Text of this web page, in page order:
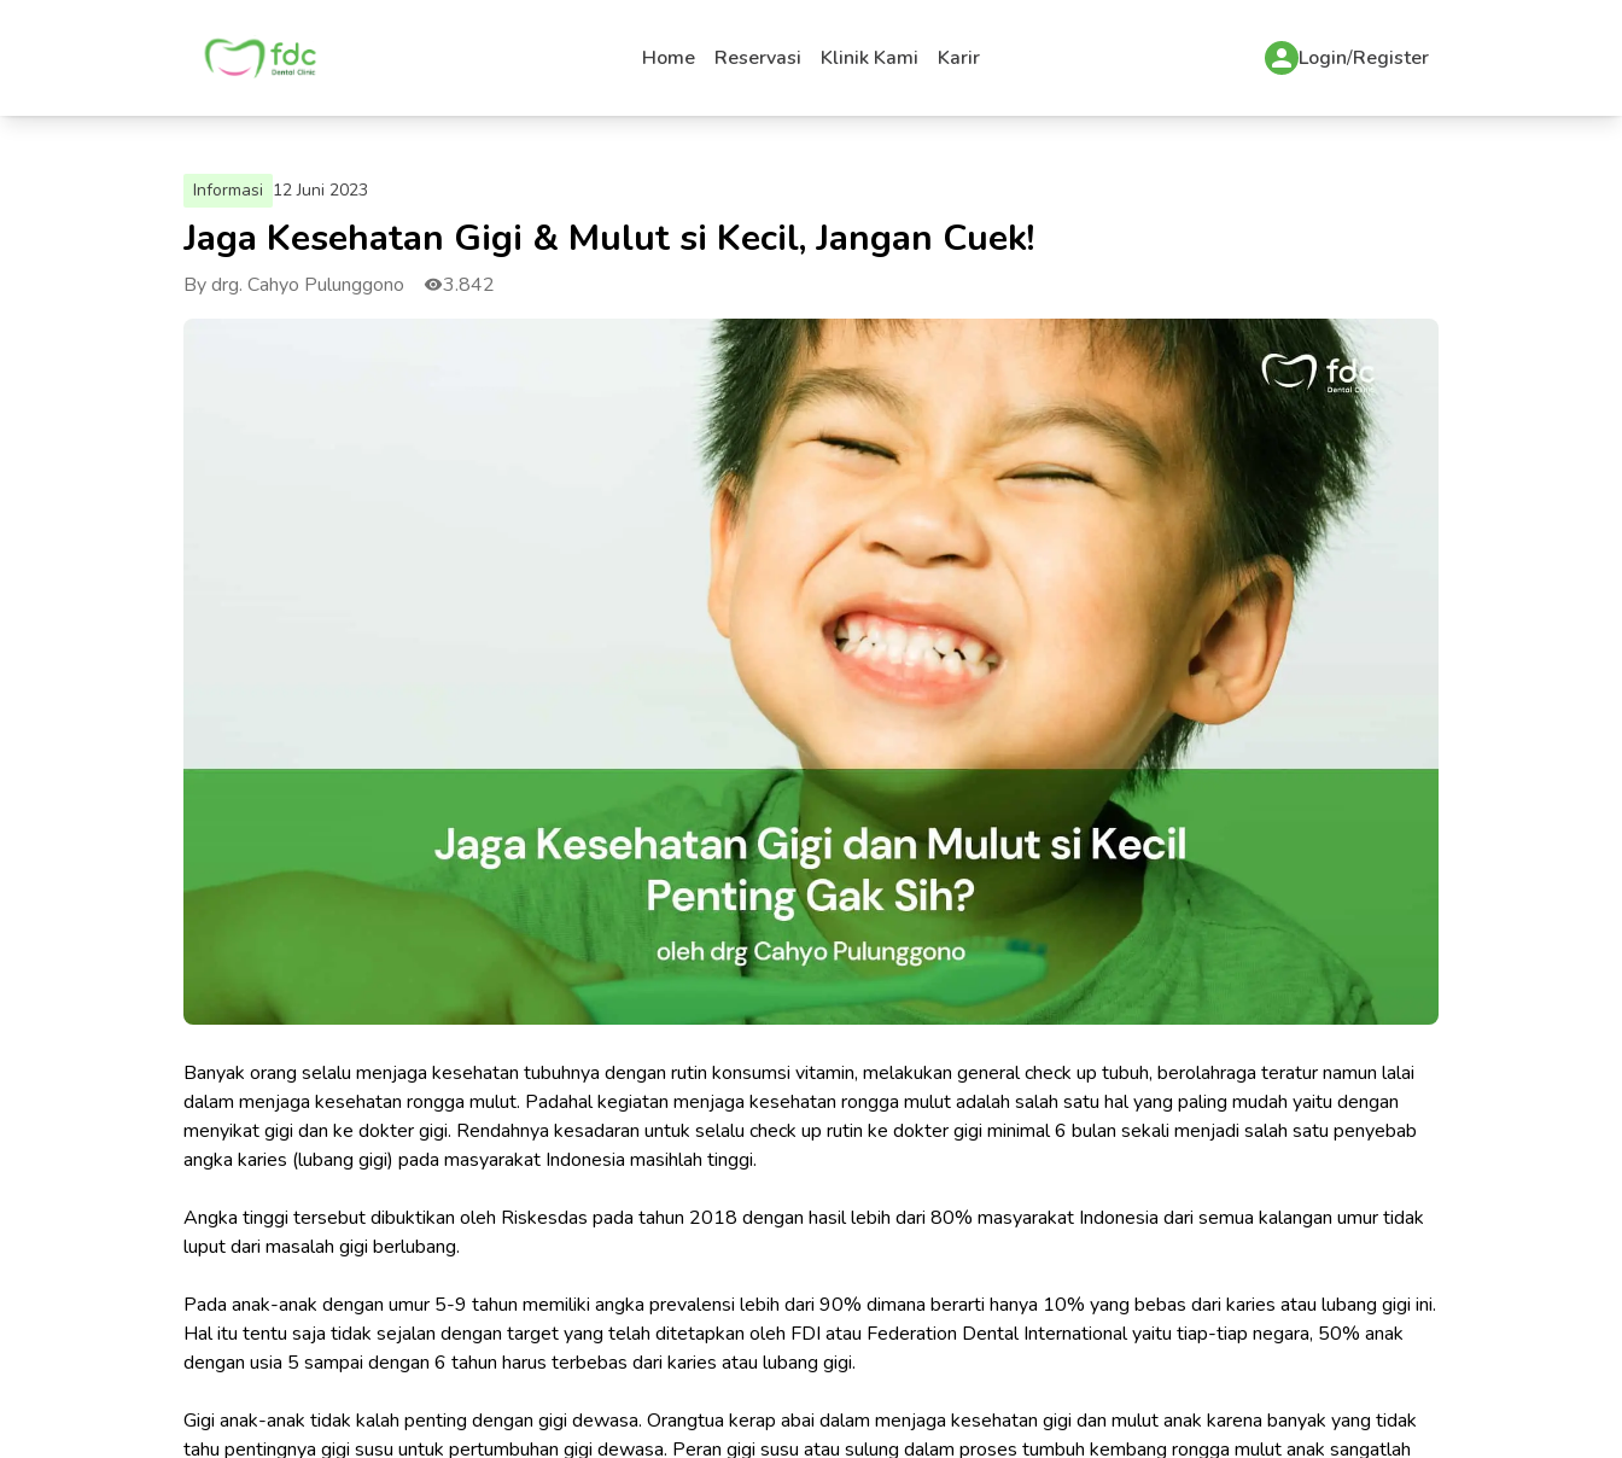
Home Reservasi Klinik Kami Karir Login/Register
Informasi 12 Juni 2023
Jaga Kesehatan Gigi & Mulut si Kecil, Jangan Cuek!
By drg. Cahyo Pulunggono 3.842
Banyak orang selalu menjaga kesehatan tubuhnya dengan rutin konsumsi vitamin, melakukan general check up tubuh, berolahraga teratur namun lalai
dalam menjaga kesehatan rongga mulut. Padahal kegiatan menjaga kesehatan rongga mulut adalah salah satu hal yang paling mudah yaitu dengan
menyikat gigi dan ke dokter gigi. Rendahnya kesadaran untuk selalu check up rutin ke dokter gigi minimal 6 bulan sekali menjadi salah satu penyebab
angka karies (lubang gigi) pada masyarakat Indonesia masihlah tinggi.
Angka tinggi tersebut dibuktikan oleh Riskesdas pada tahun 2018 dengan hasil lebih dari 80% masyarakat Indonesia dari semua kalangan umur tidak
luput dari masalah gigi berlubang.
Pada anak-anak dengan umur 5-9 tahun memiliki angka prevalensi lebih dari 90% dimana berarti hanya 10% yang bebas dari karies atau lubang gigi ini.
Hal itu tentu saja tidak sejalan dengan target yang telah ditetapkan oleh FDI atau Federation Dental International yaitu tiap-tiap negara, 50% anak
dengan usia 5 sampai dengan 6 tahun harus terbebas dari karies atau lubang gigi.
Gigi anak-anak tidak kalah penting dengan gigi dewasa. Orangtua kerap abai dalam menjaga kesehatan gigi dan mulut anak karena banyak yang tidak
tahu pentingnya gigi susu untuk pertumbuhan gigi dewasa. Peran gigi susu atau sulung dalam proses tumbuh kembang rongga mulut anak sangatlah